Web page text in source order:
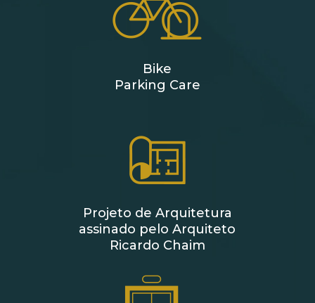
Bike
Parking Care
Projeto de Arquitetura
assinado pelo Arquiteto
Ricardo Chaim